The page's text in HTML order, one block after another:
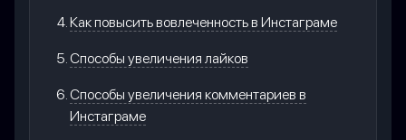
Как повысить вовлеченность в Инстаграме
Способы увеличения лайков
Способы увеличения комментариев в
Инстаграме